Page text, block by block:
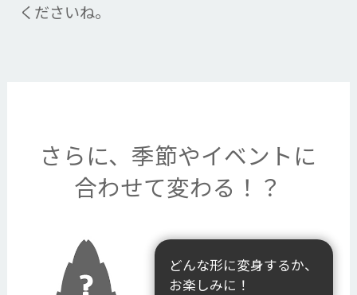
くださいね。
さらに、季節やイベントに
合わせて変わる！？
どんな形に変身するか、
お楽しみに！